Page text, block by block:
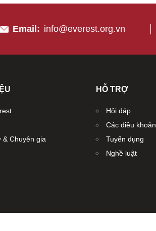
Email: info@everest.org.vn
& Chuyên gia
HỖ TRỢ
Hỏi đáp
Các điều khoản
Tuyển dụng
Nghề luật